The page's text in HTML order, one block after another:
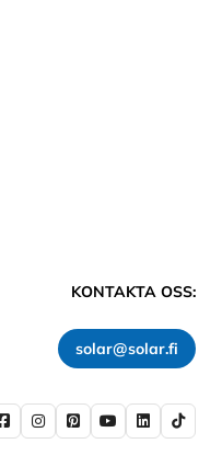
KONTAKTA OSS:
solar@solar.fi